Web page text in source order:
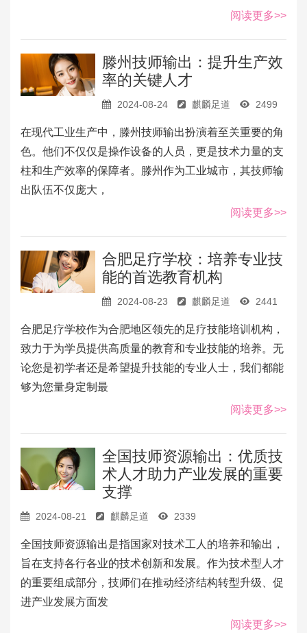
阅读更多>>
滕州技师输出：提升生产效
率的关键人才
2024-08-24 麒麟足道 2499
在现代工业生产中，滕州技师输出扮演着至关重要的角
色。他们不仅仅是操作设备的人员，更是技术力量的支
柱和生产效率的保障者。滕州作为工业城市，其技师输
出队伍不仅庞大，
阅读更多>>
合肥足疗学校：培养专业技
能的首选教育机构
2024-08-23 麒麟足道 2441
合肥足疗学校作为合肥地区领先的足疗技能培训机构，
致力于为学员提供高质量的教育和专业技能的培养。无
论您是初学者还是希望提升技能的专业人士，我们都能
够为您量身定制最
阅读更多>>
全国技师资源输出：优质技
术人才助力产业发展的重要
支撑
2024-08-21 麒麟足道 2339
全国技师资源输出是指国家对技术工人的培养和输出，
旨在支持各行各业的技术创新和发展。作为技术型人才
的重要组成部分，技师们在推动经济结构转型升级、促
进产业发展方面发
阅读更多>>